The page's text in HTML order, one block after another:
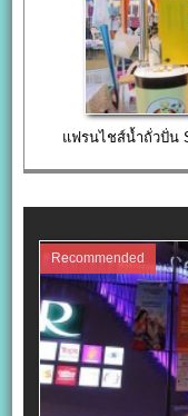
แฟรนไชส์น้ำถั่วปั่น
Recommended